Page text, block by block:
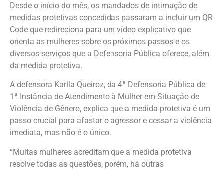
Desde o início do mês, os mandados de intimação de
medidas protetivas concedidas passaram a incluir um QR
Code que redireciona para um vídeo explicativo que
orienta as mulheres sobre os próximos passos e os
diversos serviços que a Defensoria Pública oferece, além
da medida protetiva.
A defensora Karlla Queiroz, da 4ª Defensoria Pública de
1ª Instância de Atendimento à Mulher em Situação de
Violência de Gênero, explica que a medida protetiva é um
passo crucial para afastar o agressor e cessar a violência
imediata, mas não é o único.
“Muitas mulheres acreditam que a medida protetiva
resolve todas as questões, porém, há outras